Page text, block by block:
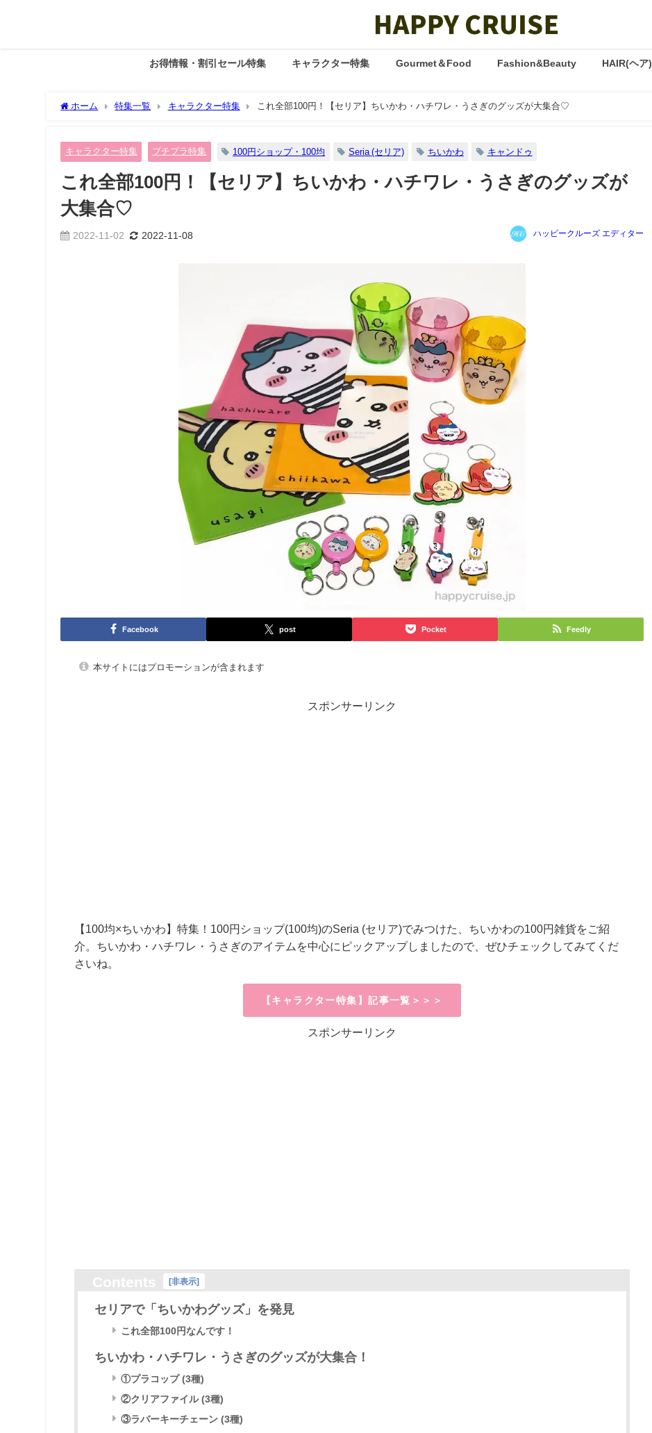
お得情報・割引セール特集 キャラクター特集 Gourmet＆Food Fashion&Beauty HAIR(ヘア)
ホーム 特集一覧 キャラクター特集 これ全部100円！【セリア】ちいかわ・ハチワレ・うさぎのグッズが大集合♡
キャラクター特集 プチプラ特集 100円ショップ・100均 Seria (セリア) ちいかわ キャンドゥ
これ全部100円！【セリア】ちいかわ・ハチワレ・うさぎのグッズが
大集合♡
2022-11-02 2022-11-08 ハッピークルーズ エディター
Facebook post Pocket Feedly
本サイトにはプロモーションが含まれます
スポンサーリンク
【100均×ちいかわ】特集！ 100円ショップ(100均)のSeria (セリア)でみつけた、 ちいかわの100円雑貨をご紹
介。ちいかわ・ハチワレ・うさぎのアイテムを中心にピックアップしましたので、ぜひチェックしてみてくだ
さいね。
【キャラクター特集】記事一覧＞＞＞
スポンサーリンク
[非表示]
セリアで「ちいかわグッズ」を発見
これ全部100円なんです！
ちいかわ・ハチワレ・うさぎのグッズが大集合！
①プラコップ (3種)
②クリアファイル (3種)
③ラバーキーチェーン (3種)